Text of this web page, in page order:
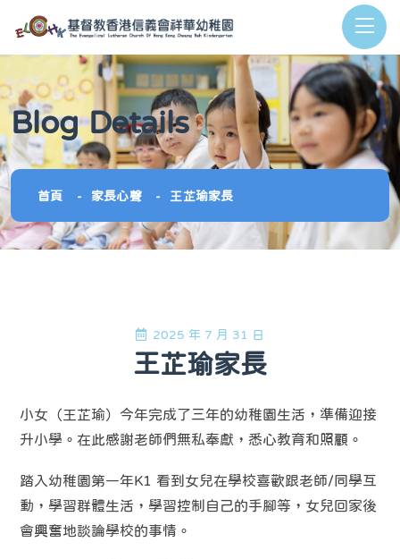
Blog Details
首頁 家長心聲 王芷瑜家長
2025 年 7 月 31 日
王芷瑜家長
小女（王芷瑜）今年完成了三年的幼稚園生活，準備迎接
升小學。在此感謝老師們無私奉獻，悉心教育和照顧。
踏入幼稚園第一年K1 看到女兒在學校喜歡跟老師/同學互
動，學習群體生活，學習控制自己的手腳等，女兒回家後
會興奮地談論學校的事情。